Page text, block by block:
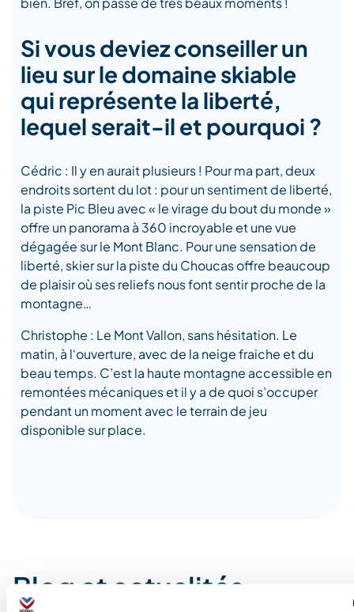
Si vous deviez conseiller un
lieu sur le domaine skiable
qui représente la liberté,
lequel serait-il et pourquoi ?
Cédric : Il y en aurait plusieurs ! Pour ma part, deux
endroits sortent du lot : pour un sentiment de liberté,
la piste Pic Bleu avec « le virage du bout du monde »
offre un panorama à 360 incroyable et une vue
dégagée sur le Mont Blanc. Pour une sensation de
liberté, skier sur la piste du Choucas offre beaucoup
de plaisir où ses reliefs nous font sentir proche de la
montagne…
Christophe : Le Mont Vallon, sans hésitation. Le
matin, à l‘ouverture, avec de la neige fraiche et du
beau temps. C’est la haute montagne accessible en
remontées mécaniques et il y a de quoi s’occuper
pendant un moment avec le terrain de jeu
disponible sur place.
Blog et actualités